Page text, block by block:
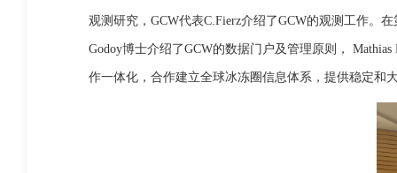
观测研究，GCW代表C.Fierz介绍了GCW的观测工作。
Godoy博士介绍了GCW的数据门户及管理原则，
作一体化，合作建立全球冰冻圈信息体系，提供稳定和